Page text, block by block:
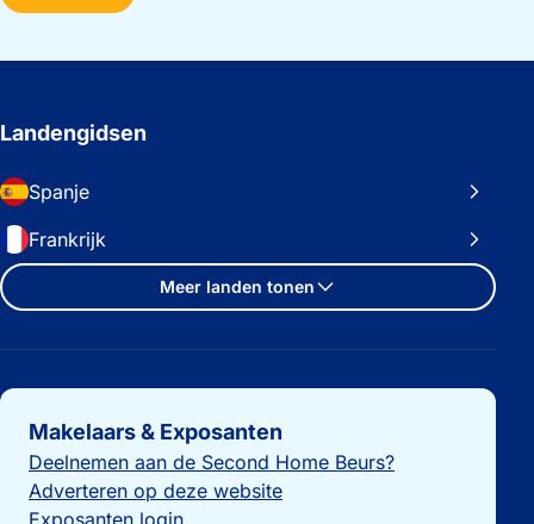
Landengidsen
Spanje
Frankrijk
Meer landen tonen
Belangrijke links
Makelaars & Exposanten
Deelnemen aan de Second Home Beurs?
Adverteren op deze website
Exposanten login